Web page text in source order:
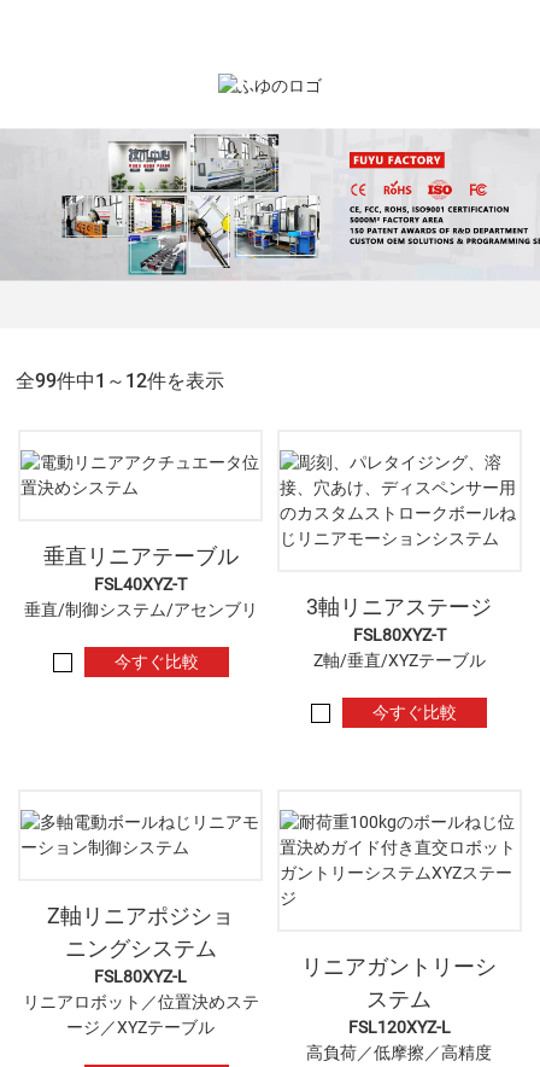
全99件中1～12件を表示
垂直リニアテーブル
FSL40XYZ-T
垂直/制御システム/アセンブリ
今すぐ比較
3軸リニアステージ
FSL80XYZ-T
Z軸/垂直/XYZテーブル
今すぐ比較
Z軸リニアポジショ
ニングシステム
FSL80XYZ-L
リニアロボット／位置決めステ
ージ／XYZテーブル
リニアガントリーシ
ステム
FSL120XYZ-L
高負荷／低摩擦／高精度